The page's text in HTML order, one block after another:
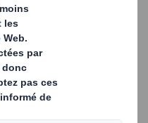
de type « bag-in-box
formats et
de différentes
l'industrie des